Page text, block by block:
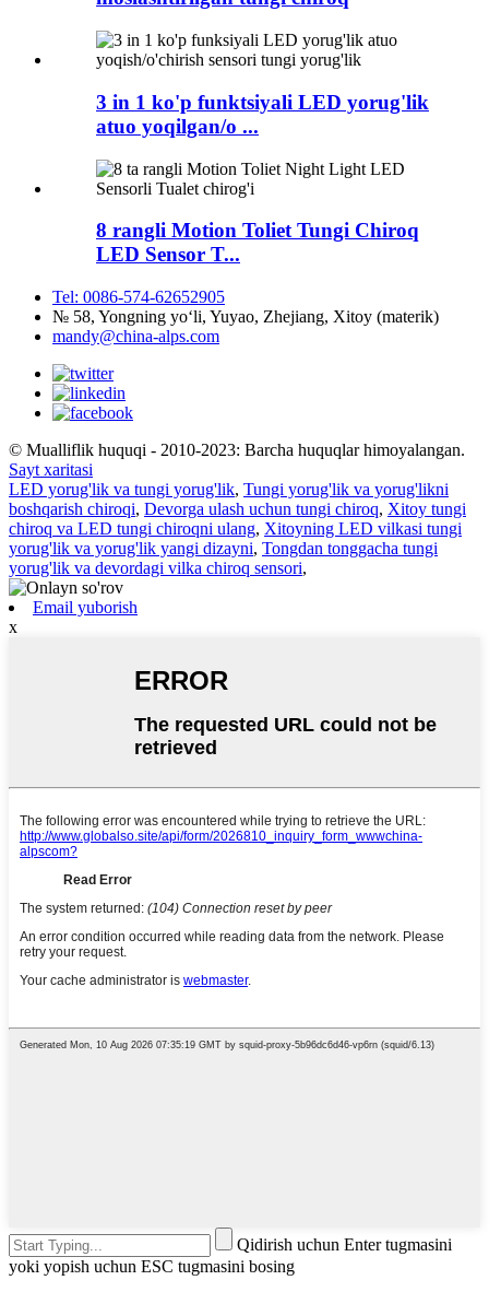
3 in 1 ko'p funktsiyali LED yorug'lik
atuo yoqilgan/o ...
8 rangli Motion Toliet Tungi Chiroq
LED Sensor T...
Tel: 0086-574-62652905
№ 58, Yongning yoʻli, Yuyao, Zhejiang, Xitoy (materik)
mandy@china-alps.com
© Mualliflik huquqi - 2010-2023: Barcha huquqlar himoyalangan.
Sayt xaritasi
LED yorug'lik va tungi yorug'lik, Tungi yorug'lik va yorug'likni
boshqarish chiroqi, Devorga ulash uchun tungi chiroq, Xitoy tungi
chiroq va LED tungi chiroqni ulang, Xitoyning LED vilkasi tungi
yorug'lik va yorug'lik yangi dizayni, Tongdan tonggacha tungi
yorug'lik va devordagi vilka chiroq sensori,
Email yuborish
x
Qidirish uchun Enter tugmasini
yoki yopish uchun ESC tugmasini bosing